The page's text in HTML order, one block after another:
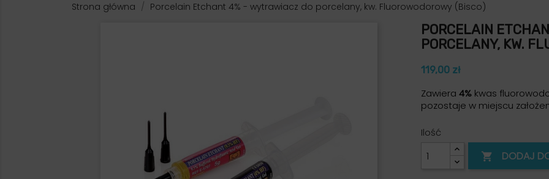
Strona główna Porcelain Etchant 4% - wytrawiacz do porcelany, kw. Fluorowodorowy (Bisco)
PORCELAIN
PORCELANY, KW.
119,00 zł
Zawiera 4% kwas
pozostaje w miejscu
Ilość
 DODAJ